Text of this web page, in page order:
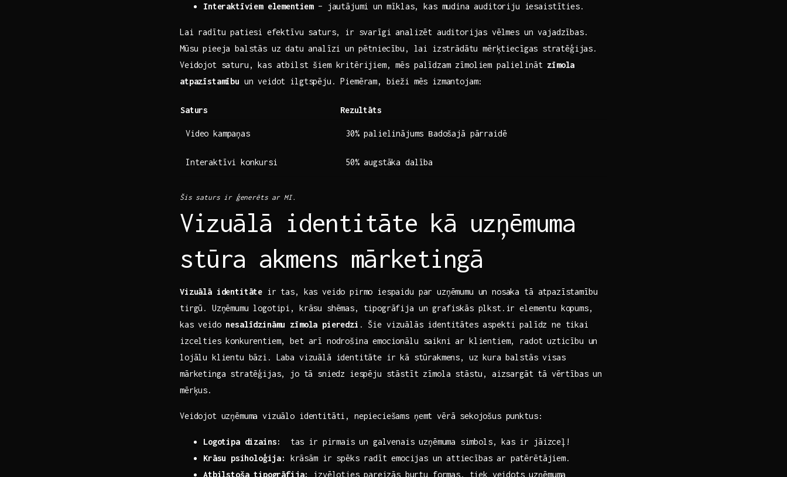
Interaktīviem elementiem– jautājumi un⁢ mīklas, kas mudina auditoriju iesaistīties.
Lai radītu patiesi ⁣efektīvu ‌saturs, ir svarīgi analizēt auditorijas‍ vēlmes un vajadzības.
Mūsu pieeja balstās uz⁢ datu analīzi un ⁣pētniecību, lai izstrādātu mērķtiecīgas ⁣stratēģijas.
Veidojot saturu,‌ kas atbilst šiem kritērijiem, mēs palīdzam‌ zīmoliem palielināt zīmola​
atpazīstamību ‌un veidot ilgtspēju. Piemēram, ⁤bieži mēs izmantojam:
Saturs Rezultāts
Video kampaņas 30%‍ palielinājums вadošajā ‌pārraidē
Interaktīvi ‍konkursi 50% ​augstāka dalība
Šis‍ saturs ir ģenerēts ar MI.
Vizuālā identitāte ⁤kā uzņēmuma
stūra akmens ⁢mārketingā
Vizuālā identitāte ir tas, kas veido pirmo iespaidu par uzņēmumu un nosaka tā atpazīstamību
tirgū. Uzņēmumu logotipi, krāsu shēmas, tipogrāfija un grafiskās plkst.ir elementu kopums,
kas veido nesalīdzināmu zīmola ‍pieredzi . Šie vizuālās‍ identitātes aspekti palīdz ne tikai
izcelties konkurentiem, bet arī ​nodrošina ​emocionālu‍ saikni ar ‍klientiem, radot⁢ uzticību un
lojālu klientu ‍bāzi. Laba vizuālā identitāte ir⁣ kā stūrakmens, ​uz kura ​balstās​ visas
mārketinga stratēģijas, ⁢jo tā ‍sniedz iespēju stāstīt zīmola‌ stāstu, aizsargāt ⁣tā vērtības un
mērķus.
Veidojot uzņēmuma vizuālo identitāti, nepieciešams ņemt vērā sekojošus punktus:
Logotipa dizains:
⁢ tas ir‌ pirmais un galvenais uzņēmuma ⁢simbols, ⁤kas ir jāizceļ!
Krāsu ⁤psiholoģija:
krāsām ir spēks radīt emocijas ⁤un⁢ attiecības ar patērētājiem.
Atbilstoša tipogrāfija:
izvēloties ⁢pareizās burtu formas, tiek ‍veidots uzņēmuma⁢